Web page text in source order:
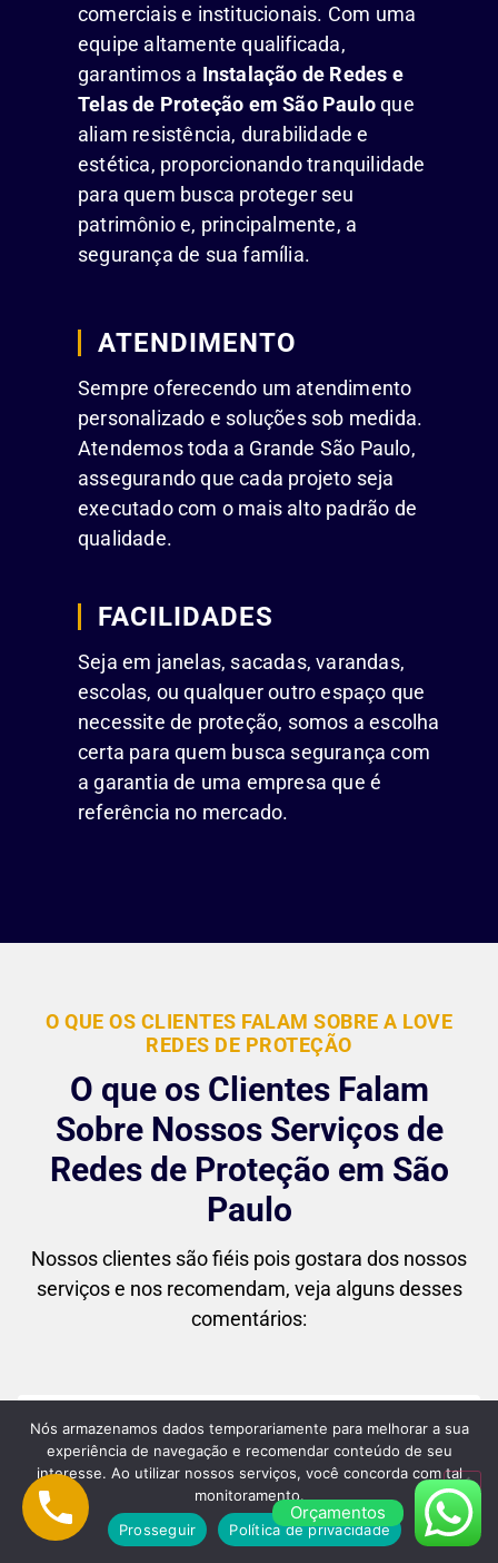
comerciais e institucionais. Com uma
equipe altamente qualificada,
garantimos a Instalação de Redes e
Telas de Proteção em São Pauloque
aliam resistência, durabilidade e
estética, proporcionando tranquilidade
para quem busca proteger seu
patrimônio e, principalmente, a
segurança de sua família.
ATENDIMENTO
Sempre oferecendo um atendimento
personalizado e soluções sob medida.
Atendemos toda a Grande São Paulo,
assegurando que cada projeto seja
executado com o mais alto padrão de
qualidade.
FACILIDADES
Seja em janelas, sacadas, varandas,
escolas, ou qualquer outro espaço que
necessite de proteção, somos a escolha
certa para quem busca segurança com
a garantia de uma empresa que é
referência no mercado.
O QUE OS CLIENTES FALAM SOBRE A LOVE
REDES DE PROTEÇÃO
O que os Clientes Falam
Sobre Nossos Serviços de
Redes de Proteção em São
Paulo
Nossos clientes são fiéis pois gostara dos nossos
serviços e nos recomendam, veja alguns desses
comentários:
"Superou minhas expectativas! Desde o
primeiro contato até a instalação final, o
atendimento foi impecável. As redes
ficaram perfeitas no meu apartamento, e
Orçamentos
Nós armazenamos dados temporariamente para melhorar a sua
experiência de navegação e recomendar conteúdo de seu
interesse. Ao utilizar nossos serviços, você concorda com tal
monitoramento.
Prosseguir
Política de privacidade